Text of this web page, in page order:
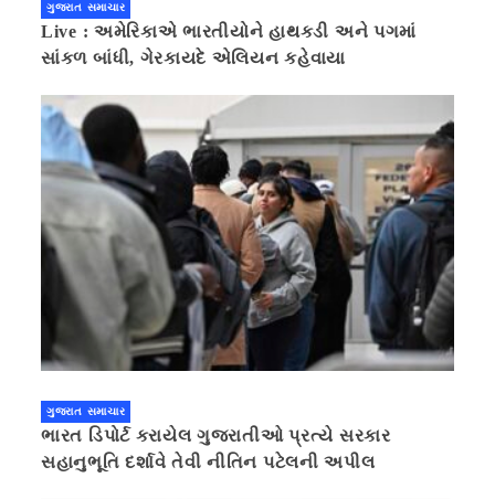
ગુજરાત સમાચાર
Live : અમેરિકાએ ભારતીયોને હાથકડી અને પગમાં
સાંકળ બાંધી, ગેરકાયદે એલિયન કહેવાયા
ગુજરાત સમાચાર
ભારત ડિપોર્ટ કરાયેલ ગુજરાતીઓ પ્રત્યે સરકાર
સહાનુભૂતિ દર્શાવે તેવી નીતિન પટેલની અપીલ